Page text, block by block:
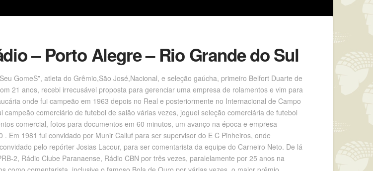
– Porto Alegre – Rio Grande do Sul
GomeS”, atleta do Grêmio,São José,Nacional, e seleção gaúcha, primeiro Belfort Duarte de
21 anos, recebi irrecusável proposta para gerenciar uma empresa de rolamentos e vim para
onde fui campeão em 1963 depois no Real e posteriormente no Internacional de Campo
comerciário de futebol de salão várias vezes, joguei seleção comerciária de futebol
comercial, fotos para documentos em 60 minutos, um avanço na época e empresa
Em 1981 fui convidado por Munir Calluf para ser supervisor do E C Pinheiros, onde
pelo repórter Josias Lacour, para ser comentarista da equipe do Carneiro Neto. De lá
2, Rádio Clube Paranaense, Rádio CBN por três vezes, paralelamente por 25 anos na